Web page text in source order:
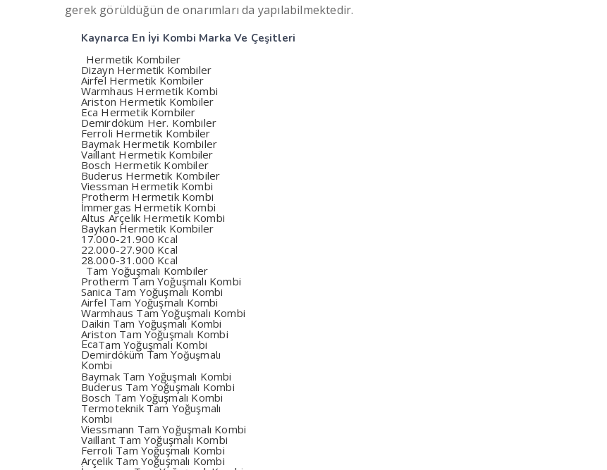
gerek görüldüğün de onarımları da yapılabilmektedir.
Kaynarca En İyi Kombi Marka Ve Çeşitleri
Hermetik Kombiler
Dizayn Hermetik Kombiler
Airfel Hermetik Kombiler
Warmhaus Hermetik Kombi
Ariston Hermetik Kombiler
Eca Hermetik Kombiler
Demirdöküm Her. Kombiler
Ferroli Hermetik Kombiler
Baymak Hermetik Kombiler
Vaillant Hermetik Kombiler
Bosch Hermetik Kombiler
Buderus Hermetik Kombiler
Viessman Hermetik Kombi
Protherm Hermetik Kombi
İmmergas Hermetik Kombi
Altus Arçelik Hermetik Kombi
Baykan Hermetik Kombiler
17.000-21.900 Kcal
22.000-27.900 Kcal
28.000-31.000 Kcal
Tam Yoğuşmalı Kombiler
Protherm Tam Yoğuşmalı Kombi
Sanica Tam Yoğuşmalı Kombi
Airfel Tam Yoğuşmalı Kombi
Warmhaus Tam Yoğuşmalı Kombi
Daikin Tam Yoğuşmalı Kombi
Ariston Tam Yoğuşmalı Kombi
EcaTam Yoğuşmalı Kombi
Demirdöküm Tam Yoğuşmalı
Kombi
Baymak Tam Yoğuşmalı Kombi
Buderus Tam Yoğuşmalı Kombi
Bosch Tam Yoğuşmalı Kombi
Termoteknik Tam Yoğuşmalı
Kombi
Viessmann Tam Yoğuşmalı Kombi
Vaillant Tam Yoğuşmalı Kombi
Ferroli Tam Yoğuşmalı Kombi
Arçelik Tam Yoğuşmalı Kombi